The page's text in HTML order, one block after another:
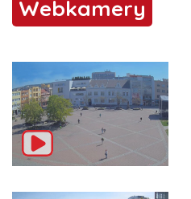
Webkamery